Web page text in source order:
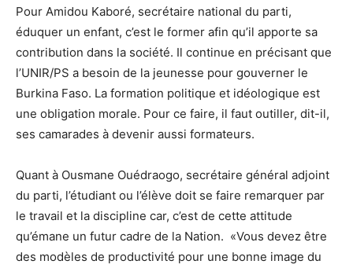
Pour Amidou Kaboré, secrétaire national du parti,
éduquer un enfant, c’est le former afin qu’il apporte sa
contribution dans la société. Il continue en précisant que
l’UNIR/PS a besoin de la jeunesse pour gouverner le
Burkina Faso. La formation politique et idéologique est
une obligation morale. Pour ce faire, il faut outiller, dit-il,
ses camarades à devenir aussi formateurs.
Quant à Ousmane Ouédraogo, secrétaire général adjoint
du parti, l’étudiant ou l’élève doit se faire remarquer par
le travail et la discipline car, c’est de cette attitude
qu’émane un futur cadre de la Nation. «Vous devez être
des modèles de productivité pour une bonne image du